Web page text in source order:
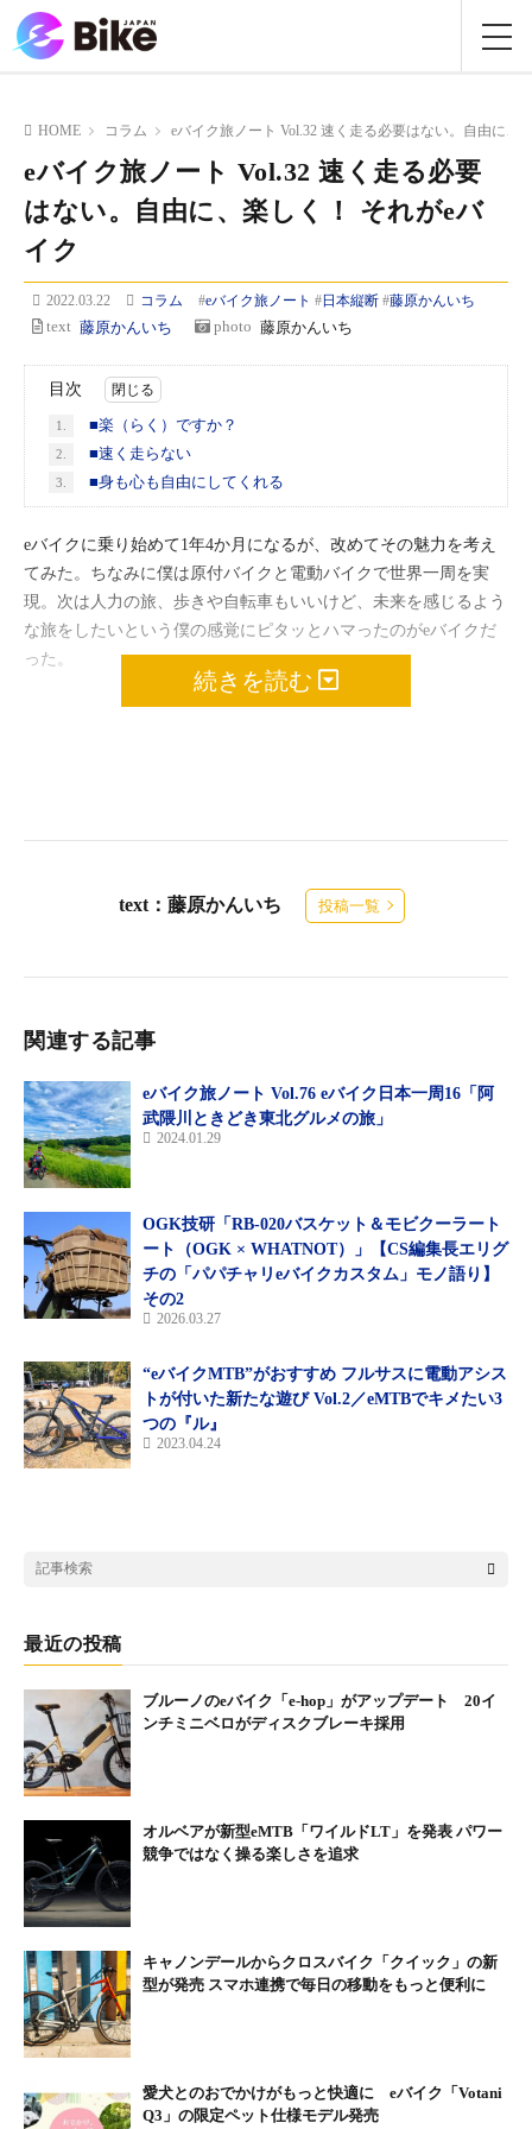
HOME コラム eバイク旅ノート Vol.32 速く走る必要はない。自由に、
eバイク旅ノート Vol.32 速く走る必要
はない。自由に、楽しく！ それがeバ
イク
2022.03.22 コラム #eバイク旅ノート #日本縦断#藤原かんいち
text 藤原かんいち photo 藤原かんいち
目次
1. ■楽（らく）ですか？
2. ■速く走らない
3. ■身も心も自由にしてくれる
eバイクに乗り始めて1年4か月になるが、改めてその魅力を考え
てみた。ちなみに僕は原付バイクと電動バイクで世界一周を実
現。次は人力の旅、歩きや自転車もいいけど、未来を感じるよう
な旅をしたいという僕の感覚にピタッとハマったのがeバイクだ
った。
今回はeバイク歴1年4か月の僕が、自分なりに思ったこ
と、感じたことを書き綴ってみた。見えてきたのはeバ
イクと自分の可能性
■楽（らく）ですか？
神奈川県相模原市在住なので、eバイクで時々宮ケ瀬ダムまで走
イクですよね？ 興味あるんですよ。やっぱり楽ですか？」と声
をかけられた。その後、歳も近いことから話は弾んだのだが「楽
か？」という質問の答えに悩んだ。なぜなら通勤で苦労していた
急坂もママチャリからeバイクに乗り換えれば、「楽」になった
あっても上り坂が5時間以上も続くと、さすがに気分も
体もハイになる（笑）
続きを読む
text：藤原かんいち 投稿一覧
関連する記事
eバイク旅ノート Vol.76 eバイク日本一周16「阿
武隈川ときどき東北グルメの旅」
2024.01.29
OGK技研「RB-020バスケット＆モビクーラート
ート（OGK × WHATNOT）」【CS編集長エリグ
チの「パパチャリeバイクカスタム」モノ語り】
その2
2026.03.27
“eバイクMTB”がおすすめ フルサスに電動アシス
トが付いた新たな遊び Vol.2／eMTBでキメたい3
つの『ル』
2023.04.24
最近の投稿
ブルーノのeバイク「e-hop」がアップデート 20イ
ンチミニベロがディスクブレーキ採用
オルベアが新型eMTB「ワイルドLT」を発表 パワー
競争ではなく操る楽しさを追求
キャノンデールからクロスバイク「クイック」の新
型が発売 スマホ連携で毎日の移動をもっと便利に
愛犬とのおでかけがもっと快適に eバイク「Votani
Q3」の限定ペット仕様モデル発売